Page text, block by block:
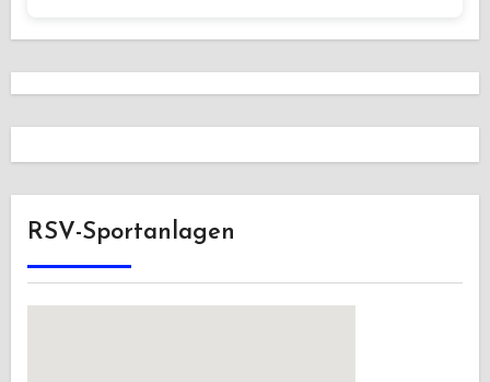
RSV-Sportanlagen